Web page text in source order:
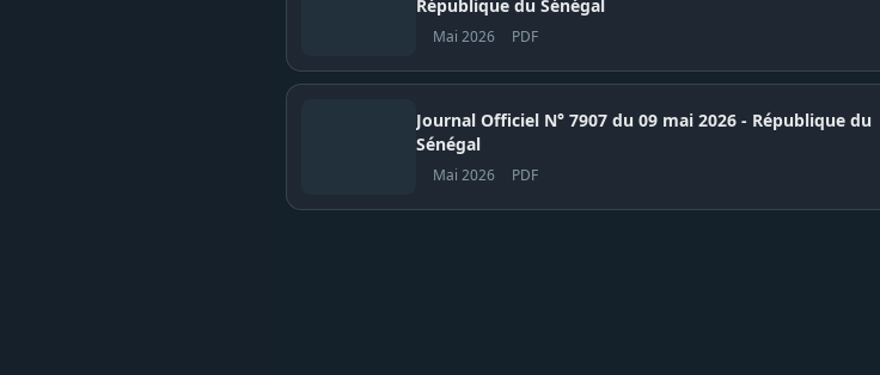
République du Sénégal
Mai 2026 PDF
Journal Officiel N° 7907 du 09 mai 2026 - République du
Sénégal
Mai 2026 PDF